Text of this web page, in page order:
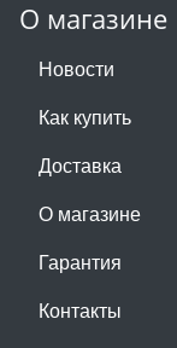
О магазине
Новости
Как купить
Доставка
О магазине
Гарантия
Контакты